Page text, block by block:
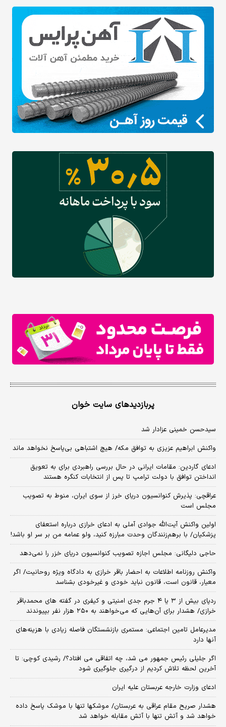
پربازدیدهای سایت خوان
سیدحسن خمینی عزادار شد
واکنش ابراهیم عزیزی به توافق مکه/ هیچ اشتباهی بی‌پاسخ نخواهد ماند
ادعای گاردین: مقامات ایرانی در حال بررسی راهبردی برای به تعویق
انداختن توافق با دولت ترامپ تا پس از انتخابات کنگره هستند
عراقچی: پذیرش کنوانسیون دریای خرز از سوی ایران، منوط به تصویب
مجلس است
اولین واکنش آیت‌الله جوادی آملی به ادعای خرازی درباره استعفای
پزشکیان/ با برهم‌زنندگان وحدت مبارزه کنید، ولو عمامه من بر سر او باشد!
حاجی دلیگانی: مجلس اجازه تصویب کنوانسیون دریای خزر را نمی‌دهد
واکنش روزنامه اطلاعات به احضار باقر خرازی به دادگاه ویژه روحانیت/ اگر
معیار، قانون است، قانون نباید خودی و غیرخودی بشناسد
ردپای بیش از ۳ یا ۴ جرم جدی امنیتی و کیفری در گفته های محمدباقر
خرازی/ هشدار برای آن‌هایی که می‌خواهند به ۲۵۰ هزار نفر بپیوندند
مدیرعامل تامین اجتماعی: مستمری بازنشستگان فاصله زیادی با هزینه‌های
آنها دارد
اگر جلیلی رئیس جمهور می شد، چه اتفاقی می افتاد؟/ رشیدی کوچی: تا
آخرین لحظه تلاش کردیم از درگیری جلوگیری شود
ادعای وزارت خارجه عربستان علیه ایران
هشدار صریح مقام عراقی به عربستان/ موشکها تنها با موشک پاسخ داده
خواهد شد و آتش تنها با آتش مقابله خواهد شد